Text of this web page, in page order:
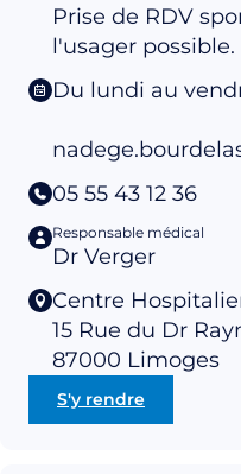
Prise de RDV
l'usager possible.
Du lundi au
05 55 43 12 36
Responsable médical
Dr Verger
Centre
15 Rue du Dr
87000 Limoges
S'y rendre